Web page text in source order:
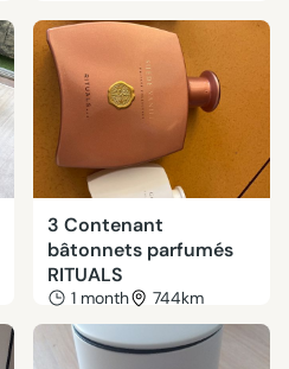
3 Contenant
bâtonnets parfumés
RITUALS
1 month 744km